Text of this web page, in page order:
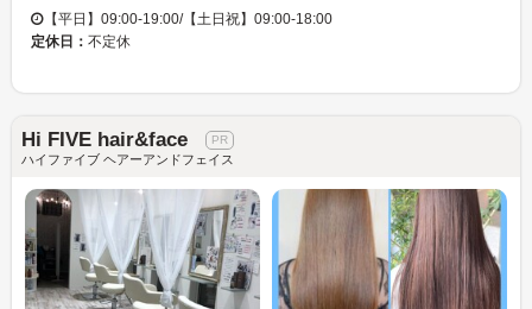
【平日】09:00-19:00/【土日祝】09:00-18:00
定休日： 不定休
Hi FIVE hair&face
ハイファイブ ヘアーアンドフェイス